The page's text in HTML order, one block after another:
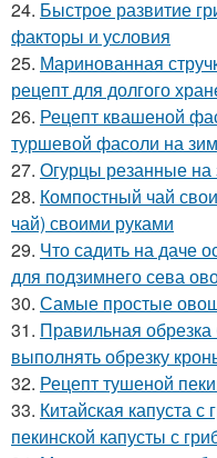
24. Быстрое развитие
факторы и условия
25. Маринованная
рецепт для долгого
26. Рецепт квашеной
туршевой фасоли на
27. Огурцы резанные на
28. Компостный чай
чай) своими руками
29. Что садить на даче
для подзимнего сева
30. Самые простые
31. Правильная
выполнять обрезку
32. Рецепт тушеной
33. Китайская капуста
пекинской капусты с